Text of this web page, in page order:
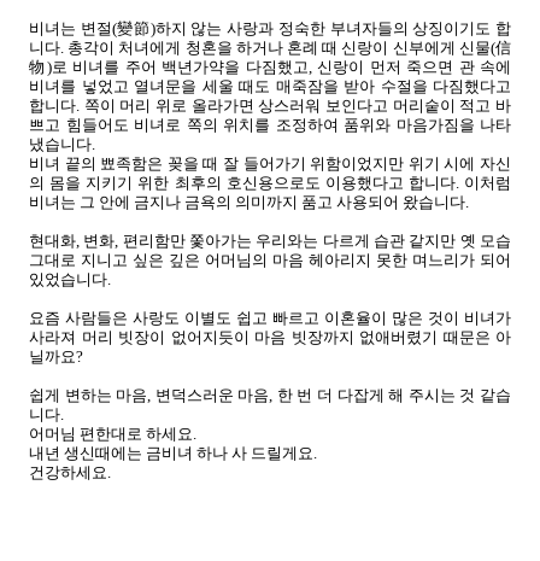
비녀는 변절(變節)하지 않는 사랑과 정숙한 부녀자들의 상징이기도 합
니다. 총각이 처녀에게 청혼을 하거나 혼례 때 신랑이 신부에게 신물(信
物)로 비녀를 주어 백년가약을 다짐했고, 신랑이 먼저 죽으면 관 속에
비녀를 넣었고 열녀문을 세울 때도 매죽잠을 받아 수절을 다짐했다고
합니다. 쪽이 머리 위로 올라가면 상스러워 보인다고 머리숱이 적고 바
쁘고 힘들어도 비녀로 쪽의 위치를 조정하여 품위와 마음가짐을 나타
냈습니다.
비녀 끝의 뾰족함은 꽂을 때 잘 들어가기 위함이었지만 위기 시에 자신
의 몸을 지키기 위한 최후의 호신용으로도 이용했다고 합니다. 이처럼
비녀는 그 안에 금지나 금욕의 의미까지 품고 사용되어 왔습니다.
현대화, 변화, 편리함만 쫓아가는 우리와는 다르게 습관 같지만 옛 모습
그대로 지니고 싶은 깊은 어머님의 마음 헤아리지 못한 며느리가 되어
있었습니다.
요즘 사람들은 사랑도 이별도 쉽고 빠르고 이혼율이 많은 것이 비녀가
사라져 머리 빗장이 없어지듯이 마음 빗장까지 없애버렸기 때문은 아
닐까요?
쉽게 변하는 마음, 변덕스러운 마음, 한 번 더 다잡게 해 주시는 것 같습
니다.
어머님 편한대로 하세요.
내년 생신때에는 금비녀 하나 사 드릴게요.
건강하세요.